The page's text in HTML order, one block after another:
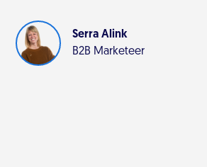
Serra Alink
B2B Marketeer